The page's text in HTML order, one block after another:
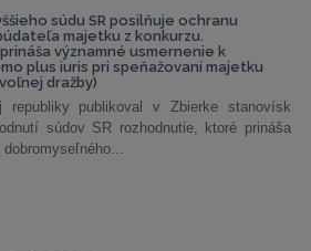
súdu SR posilňuje ochranu
majetku z konkurzu.
významné usmernenie k
plus iuris pri speňažovaní majetku
dražby)
republiky publikoval v Zbierke stanovísk
súdov SR rozhodnutie, ktoré prináša